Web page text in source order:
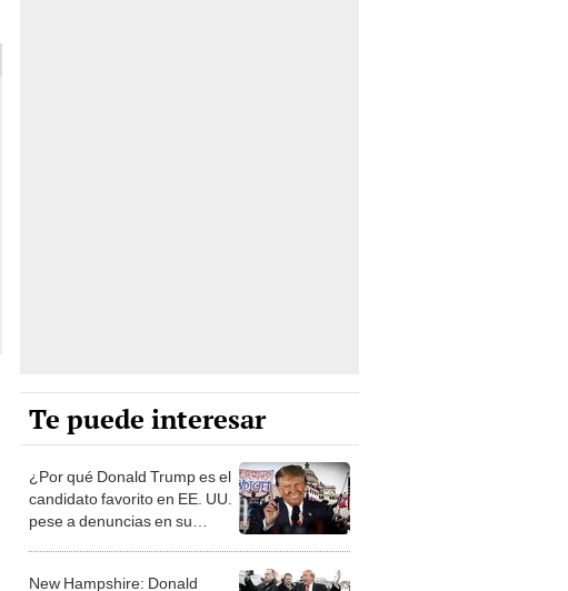
Te puede interesar
¿Por qué Donald Trump es el
candidato favorito en EE. UU.
pese a denuncias en su
New Hampshire: Donald